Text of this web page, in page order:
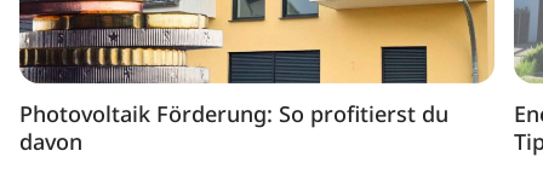
Photovoltaik Förderung: So profitierst du
davon